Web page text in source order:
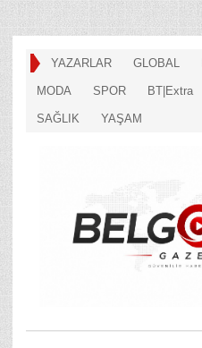
YAZARLAR GLOBAL
MODA SPOR BT|Extra
SAĞLIK YAŞAM